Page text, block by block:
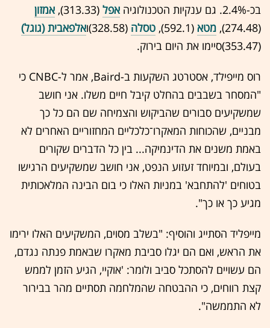
בכ-2.4%. גם ענקיות הטכנולוגיה
אפל (313.33),
אמזון
(274.48),
מטא (592.1), טסלה (328.58)ו
אלפאבית (גוגל)
(353.47)סיימו את היום בירוק.
רוס מייפילד, אסטרטג השקעות ב-Baird, אמר ל-CNBC כי
"המסחר בשבבים בהחלט קיבל חיים משלו. אני חושב
שמשקיעים סבורים שהביקוש והצמיחה שם הם כל כך
מבניים, שהכוחות המאקרו־כלכליים המחזוריים האחרים לא
באמת משנים את הדינמיקה... בין כל הדברים שקורים
בעולם, ובמיוחד זעזוע הנפט, אני חושב שמשקיעים הרגישו
בטוחים 'להתחבא' במניות האלו כי בום הבינה המלאכותית
מגיע כך או כך".
מייפליד הסתייג והוסיף: "בשלב מסוים, המשקיעים האלו ירימו
את הראש, ואם הם יגלו סביבת מאקרו שבאמת פנתה נגדם,
הם עשויים להסתכל סביב ולומר: 'אוקיי, הגיע הזמן לממש
קצת רווחים, כי ההבטחה שהמלחמה תסתיים מהר בבירור
לא התממשה".